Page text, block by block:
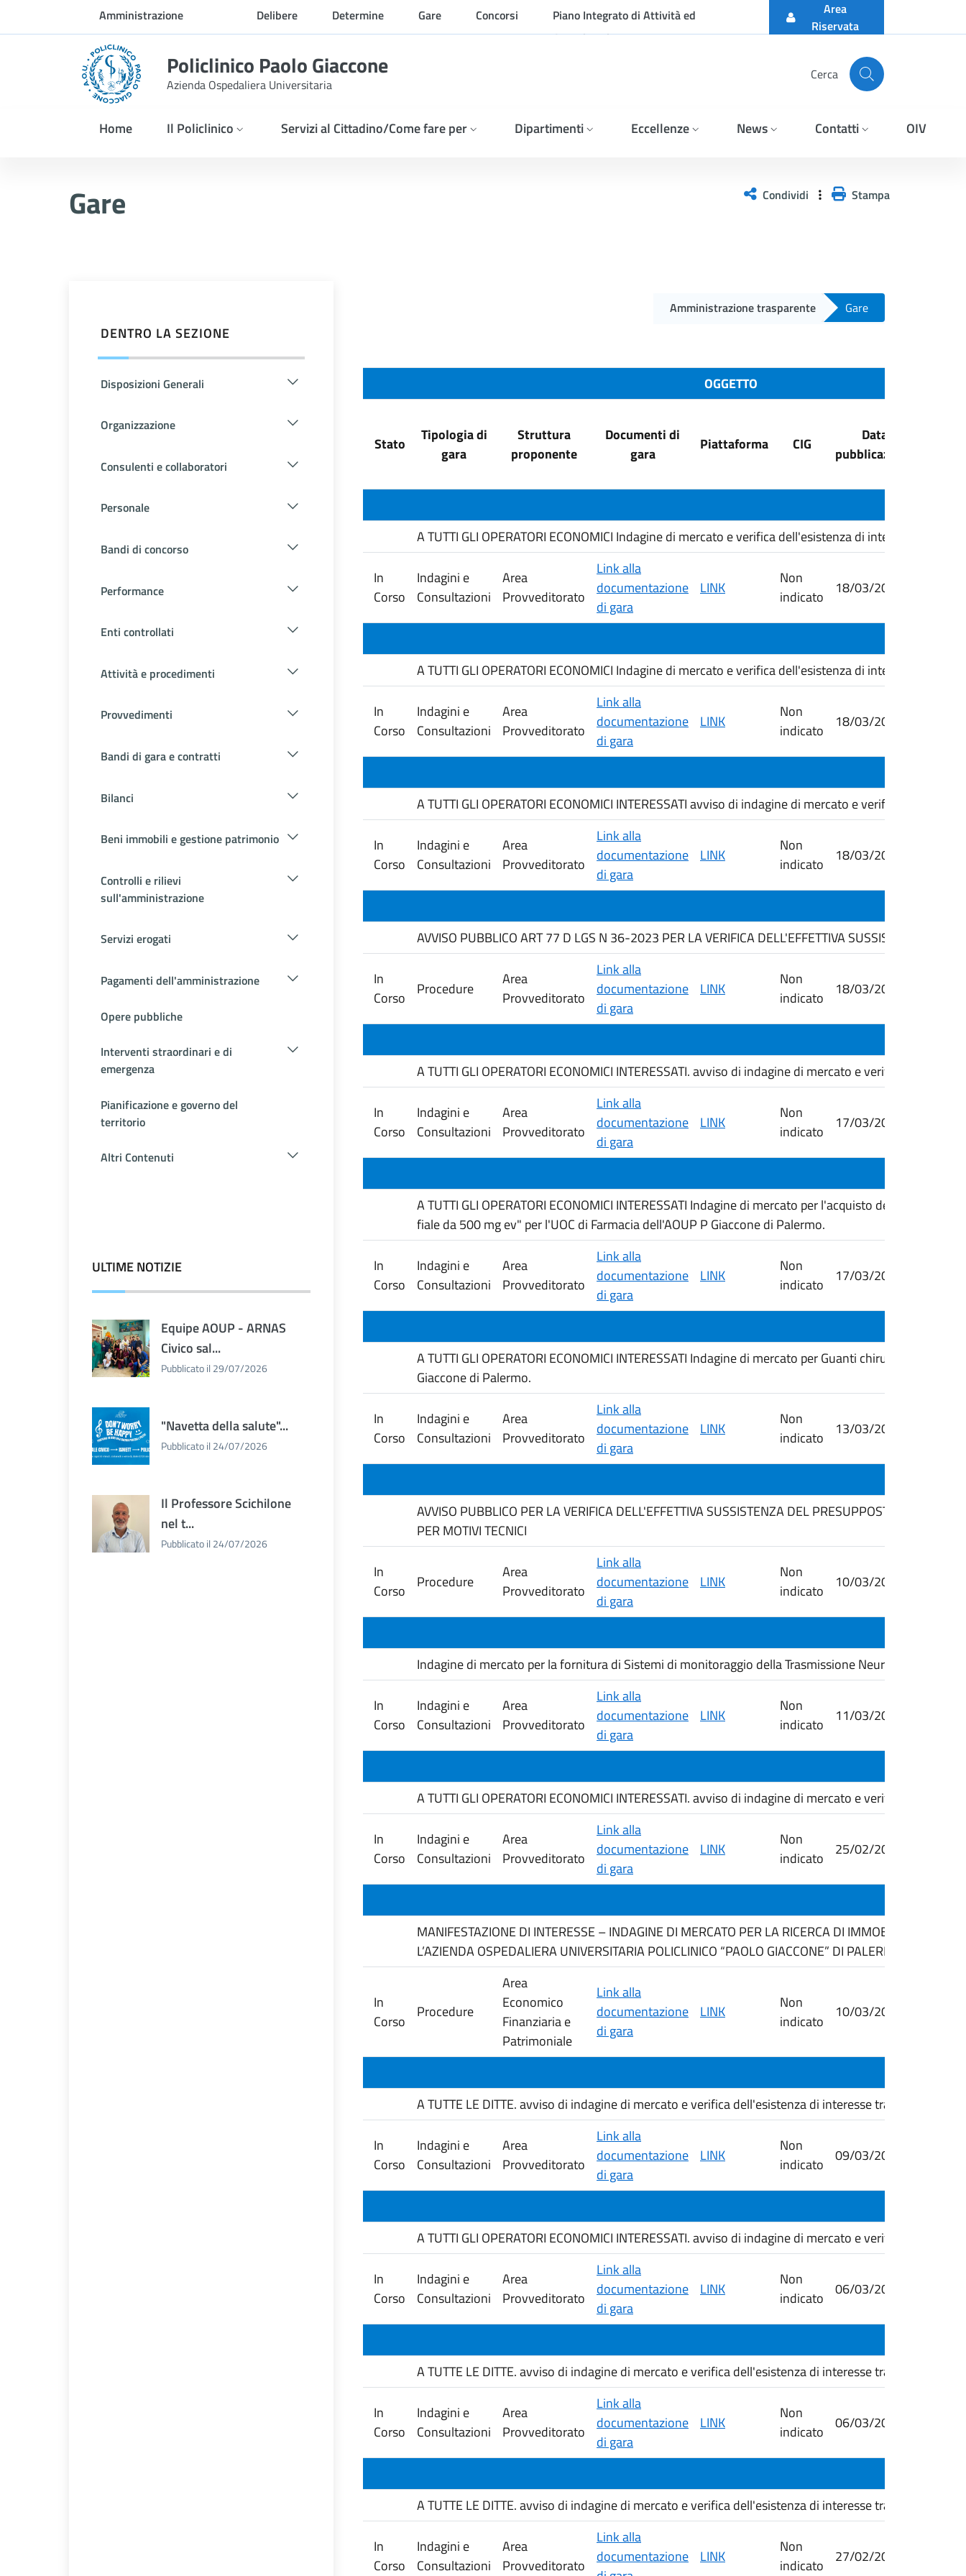
Skip to Main ContentAmministrazione
trasparente
Delibere Determine Gare Concorsi
Piano Integrato di Attività ed
Organizzazione
Area
Riservata
Policlinico Paolo Giaccone
Azienda Ospedaliera Universitaria
Cerca
Home Il Policlinico Servizi al Cittadino/Come fare per Dipartimenti Eccellenze News Contatti OIV
Gare Condividi Stampa
DENTRO LA SEZIONE
Disposizioni Generali
Organizzazione
Consulenti e collaboratori
Personale
Bandi di concorso
Performance
Enti controllati
Attività e procedimenti
Provvedimenti
Bandi di gara e contratti
Bilanci
Beni immobili e gestione patrimonio
Controlli e rilievi
sull'amministrazione
Servizi erogati
Pagamenti dell'amministrazione
Opere pubbliche
Interventi straordinari e di
emergenza
Pianificazione e governo del
territorio
Altri Contenuti
ULTIME NOTIZIE
Equipe AOUP - ARNAS
Civico sal...
Pubblicato il 29/07/2026
"Navetta della salute"...
Pubblicato il 24/07/2026
Il Professore Scichilone
nel t...
Pubblicato il 24/07/2026
Amministrazione trasparente Gare
OGGETTO
Stato
Tipologia di
gara
Struttura
proponente
Documenti di
gara
Piattaforma CIG
Data
pubblicazione
A TUTTI GLI OPERATORI ECONOMICI Indagine di mercato e verifica dell'esistenza di interesse
In
Corso
Indagini e
Consultazioni
Area
Provveditorato
Link alla
documentazione
di gara
LINK
Non
indicato
18/03/2026
A TUTTI GLI OPERATORI ECONOMICI Indagine di mercato e verifica dell'esistenza di interesse
In
Corso
Indagini e
Consultazioni
Area
Provveditorato
Link alla
documentazione
di gara
LINK
Non
indicato
18/03/2026
A TUTTI GLI OPERATORI ECONOMICI INTERESSATI avviso di indagine di mercato e verifica
In
Corso
Indagini e
Consultazioni
Area
Provveditorato
Link alla
documentazione
di gara
LINK
Non
indicato
18/03/2026
AVVISO PUBBLICO ART 77 D LGS N 36-2023 PER LA VERIFICA DELL'EFFETTIVA SUSSISTENZA DEL
In
Corso
Procedure
Area
Provveditorato
Link alla
documentazione
di gara
LINK
Non
indicato
18/03/2026
A TUTTI GLI OPERATORI ECONOMICI INTERESSATI. avviso di indagine di mercato e verifica
In
Corso
Indagini e
Consultazioni
Area
Provveditorato
Link alla
documentazione
di gara
LINK
Non
indicato
17/03/2026
A TUTTI GLI OPERATORI ECONOMICI INTERESSATI Indagine di mercato per l'acquisto del principio
fiale da 500 mg ev" per l'UOC di Farmacia dell'AOUP P Giaccone di Palermo.
In
Corso
Indagini e
Consultazioni
Area
Provveditorato
Link alla
documentazione
di gara
LINK
Non
indicato
17/03/2026
A TUTTI GLI OPERATORI ECONOMICI INTERESSATI Indagine di mercato per Guanti chirurgici e non
Giaccone di Palermo.
In
Corso
Indagini e
Consultazioni
Area
Provveditorato
Link alla
documentazione
di gara
LINK
Non
indicato
13/03/2026
AVVISO PUBBLICO PER LA VERIFICA DELL'EFFETTIVA SUSSISTENZA DEL PRESUPPOSTO
PER MOTIVI TECNICI
In
Corso
Procedure
Area
Provveditorato
Link alla
documentazione
di gara
LINK
Non
indicato
10/03/2026
Indagine di mercato per la fornitura di Sistemi di monitoraggio della Trasmissione Neuromuscolare
In
Corso
Indagini e
Consultazioni
Area
Provveditorato
Link alla
documentazione
di gara
LINK
Non
indicato
11/03/2026
A TUTTI GLI OPERATORI ECONOMICI INTERESSATI. avviso di indagine di mercato e verifica
In
Corso
Indagini e
Consultazioni
Area
Provveditorato
Link alla
documentazione
di gara
LINK
Non
indicato
25/02/2026
MANIFESTAZIONE DI INTERESSE – INDAGINE DI MERCATO PER LA RICERCA DI IMMOBILI IN
L’AZIENDA OSPEDALIERA UNIVERSITARIA POLICLINICO “PAOLO GIACCONE” DI PALERMO.
In
Corso
Procedure
Area
Economico
Finanziaria e
Patrimoniale
Link alla
documentazione
di gara
LINK
Non
indicato
10/03/2026
A TUTTE LE DITTE. avviso di indagine di mercato e verifica dell'esistenza di interesse transfrontali...
In
Corso
Indagini e
Consultazioni
Area
Provveditorato
Link alla
documentazione
di gara
LINK
Non
indicato
09/03/2026
A TUTTI GLI OPERATORI ECONOMICI INTERESSATI. avviso di indagine di mercato e verifica
In
Corso
Indagini e
Consultazioni
Area
Provveditorato
Link alla
documentazione
di gara
LINK
Non
indicato
06/03/2026
A TUTTE LE DITTE. avviso di indagine di mercato e verifica dell'esistenza di interesse transfrontali...
In
Corso
Indagini e
Consultazioni
Area
Provveditorato
Link alla
documentazione
di gara
LINK
Non
indicato
06/03/2026
A TUTTE LE DITTE. avviso di indagine di mercato e verifica dell'esistenza di interesse transfrontali...
In
Corso
Indagini e
Consultazioni
Area
Provveditorato
Link alla
documentazione
LINK
Non
indicato
27/02/2026